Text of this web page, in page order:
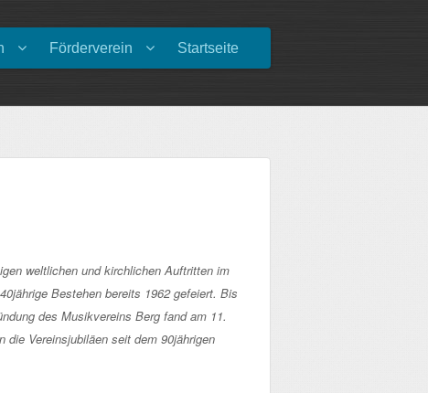
Förderverein Startseite
weltlichen und kirchlichen Auftritten im
Bestehen bereits 1962 gefeiert. Bis
des Musikvereins Berg fand am 11.
die Vereinsjubiläen seit dem 90jährigen